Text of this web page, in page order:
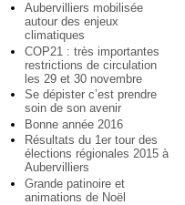
Aubervilliers mobilisée
autour des enjeux
climatiques
COP21 : très importantes
restrictions de circulation
les 29 et 30 novembre
Se dépister c’est prendre
soin de son avenir
Bonne année 2016
Résultats du 1er tour des
élections régionales 2015 à
Aubervilliers
Grande patinoire et
animations de Noël